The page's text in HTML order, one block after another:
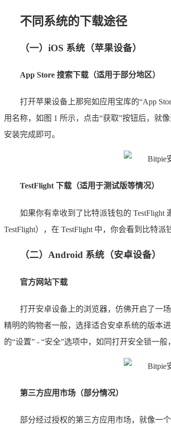
不同系统的下载途径
（一）iOS 系统（苹果设备）
App Store 搜索下载（适用于部分地区）
打开苹果设备上那宛如应用宝库的“App
用名称，如图 1 所示，点击“获取”按钮后，就
安装完成即可。
TestFlight 下载（适用于测试版等情况）
如果你有幸收到了比特派钱包的 TestFlight
TestFlight），在 TestFlight 中，你会看到比特
（二）Android 系统（安卓设备）
官方网站下载
打开安卓设备上的浏览器，仿佛开启了一
精明的购物者一般，选择适合安卓系统的版本
的“设置” - “安全”选项中，如同打开安全锁一
第三方应用市场（部分情况）
部分经过授权的第三方应用市场，就像一